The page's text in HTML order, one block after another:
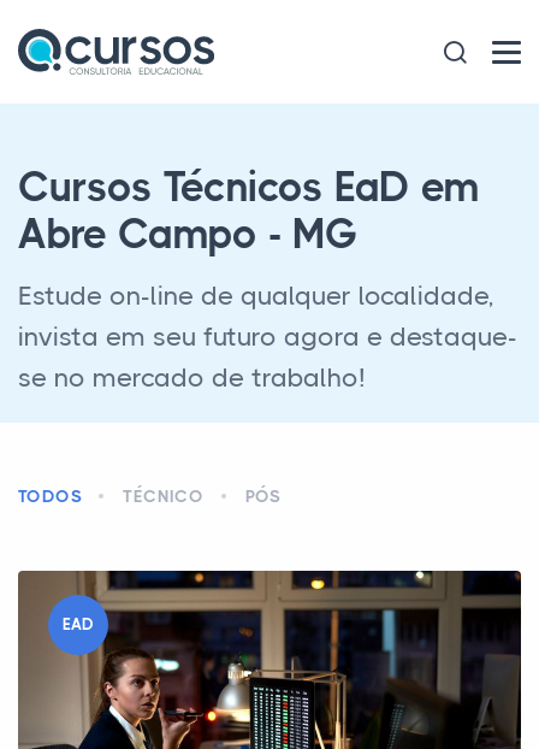
Cursos Técnicos EaD em
Abre Campo - MG
Estude on-line de qualquer localidade,
invista em seu futuro agora e destaque-
se no mercado de trabalho!
TODOS TÉCNICO PÓS
EAD